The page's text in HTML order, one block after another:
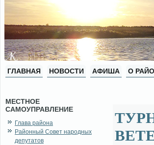
ГЛАВНАЯ НОВОСТИ АФИША О
МЕСТНОЕ
САМОУПРАВЛЕНИЕ
Глава района
Районный Совет народных
депутатов